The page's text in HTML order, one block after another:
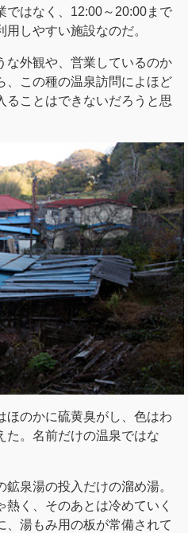
ではなく、12:00～20:00まで
しやすい施設なのだ。
な外観や、営業しているのか
、この種の温泉訪問によほど
ることはできないだろうと思
ほのかに硫黄臭がし、色はわ
た。名前だけの温泉ではな
泉湯の投入だけの溜め湯。
く、そのあとは冷めていく
、湯もみ用の板が常備されて